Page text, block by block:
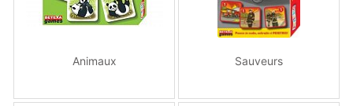
Animaux Sauveurs